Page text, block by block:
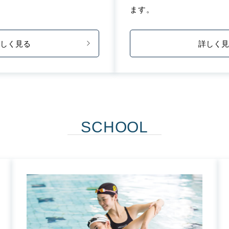
く見る
ます。
詳しく
SCHOOL